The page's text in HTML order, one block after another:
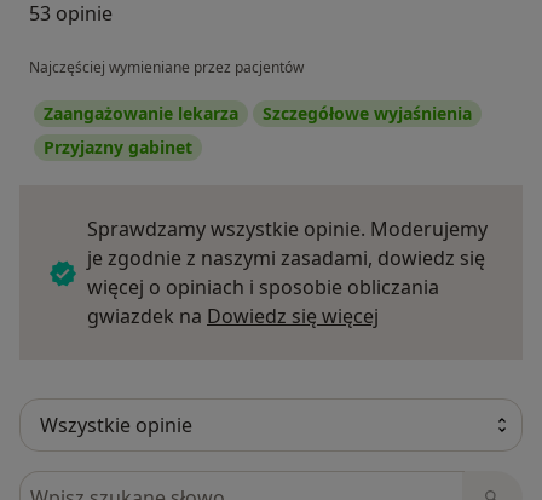
53 opinie
Najczęściej wymieniane przez pacjentów
Zaangażowanie lekarza
Szczegółowe wyjaśnienia
Przyjazny gabinet
Sprawdzamy wszystkie opinie. Moderujemy
je zgodnie z naszymi zasadami, dowiedz się
więcej o opiniach i sposobie obliczania
gwiazdek na Dowiedz się więcej
Szukaj w opiniach